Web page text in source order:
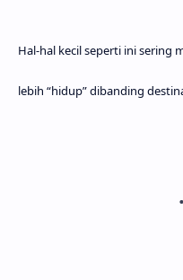
Hal-hal kecil seperti ini sering
lebih “hidup” dibanding